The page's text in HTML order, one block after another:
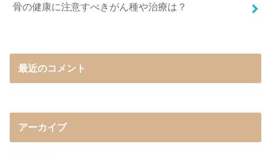
骨の健康に注意すべきがん種や治療は？
最近のコメント
アーカイブ